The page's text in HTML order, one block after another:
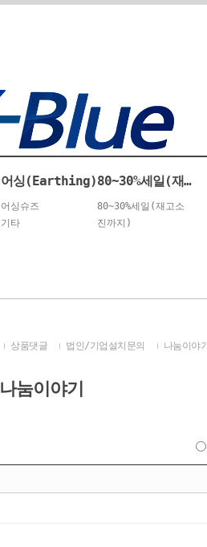
어싱(Earthing)
어싱슈즈
기타
80~30%세일(재고소진까지)
80~30%세일(재고소
진까지)
상품댓글 법인/기업설치문의 나눔이야기
나눔이야기